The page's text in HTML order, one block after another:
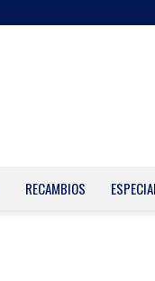
RECAMBIOS